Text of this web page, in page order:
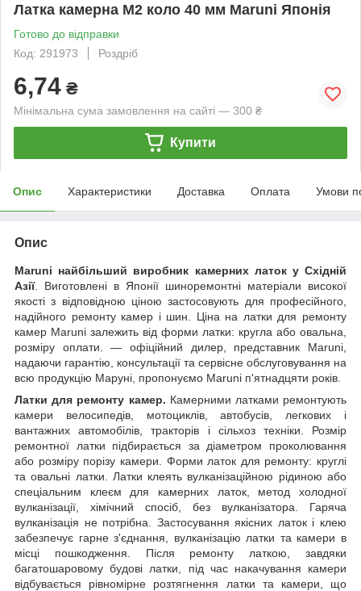
Латка камерна M2 коло 40 мм Maruni Японія
Готово до відправки
Код: 291973
Роздріб
6,74 ₴
Мінімальна сума замовлення на сайті — 300 ₴
Купити
Опис Характеристики Доставка Оплата Умови
Опис
Maruni найбільший виробник камерних латок у Східній
Азії. Виготовлені в Японії шиноремонтні матеріали високої
якості з відповідною ціною застосовують для професійного,
надійного ремонту камер і шин. Ціна на латки для ремонту
камер Maruni залежить від форми латки: кругла або овальна,
розміру оплати. — офіційний дилер, представник Maruni,
надаючи гарантію, консультації та сервісне обслуговування на
всю продукцію Маруні, пропонуємо Maruni п'ятнадцяти років.
Латки для ремонту камер. Камерними латками ремонтують
камери велосипедів, мотоциклів, автобусів, легкових і
вантажних автомобілів, тракторів і сільхоз техніки. Розмір
ремонтної латки підбирається за діаметром проколювання
або розміру порізу камери. Форми латок для ремонту: круглі
та овальні латки. Латки клеять вулканізаційною рідиною або
спеціальним клеєм для камерних латок, метод холодної
вулканізації, хімічний спосіб, без вулканізатора. Гаряча
вулканізація не потрібна. Застосування якісних латок і клею
забезпечує гарне з'єднання, вулканізацію латки та камери в
місці пошкодження. Після ремонту латкою, завдяки
багатошаровому будові латки, під час накачування камери
відбувається рівномірне розтягнення латки та камери, що